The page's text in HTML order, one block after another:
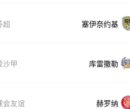
超 塞伊奈约基
沙甲 库雷撒勒
会友谊 赫罗纳